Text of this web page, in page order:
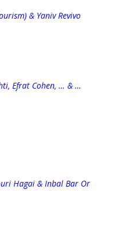
& Yaniv Revivo
… & …
& Inbal Bar Or